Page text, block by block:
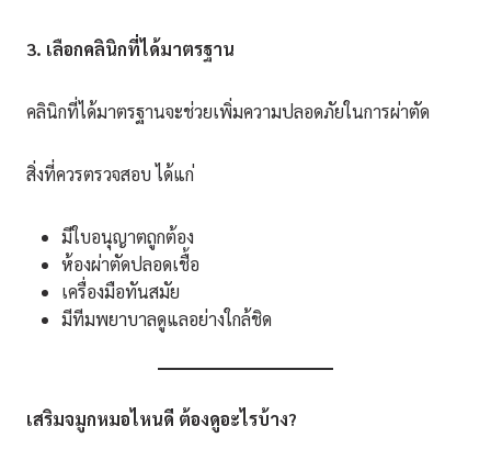
3. เลือกคลินิกที่ได้มาตรฐาน
คลินิกที่ได้มาตรฐานจะช่วยเพิ่มความปลอดภัยในการผ่าตัด
สิ่งที่ควรตรวจสอบ ได้แก่
มีใบอนุญาตถูกต้อง
ห้องผ่าตัดปลอดเชื้อ
เครื่องมือทันสมัย
มีทีมพยาบาลดูแลอย่างใกล้ชิด
เสริมจมูกหมอไหนดี ต้องดูอะไรบ้าง?